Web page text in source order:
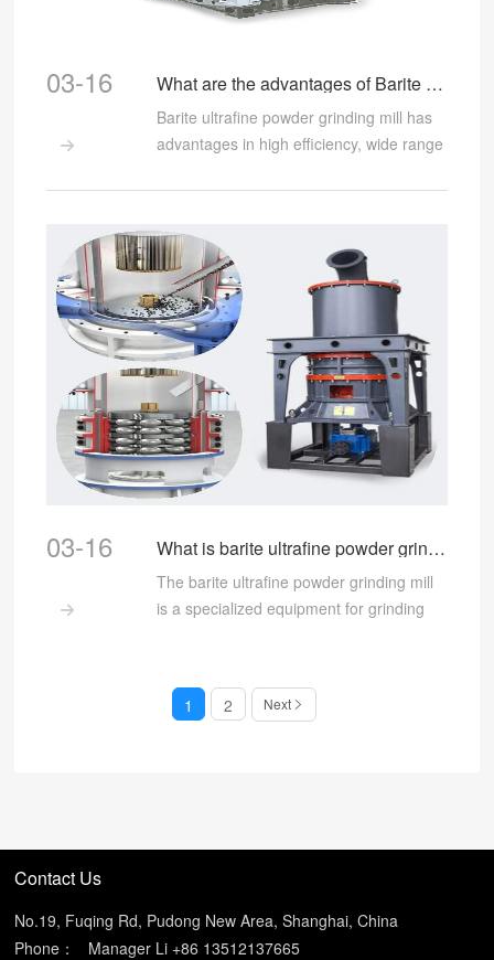
03-16

What are the advantages of Barite ultrafine powder grinding mill?
Barite ultrafine powder grinding mill has
advantages in high efficiency, wide range
energy saving, environmental protection,
03-16

What is barite ultrafine powder grinding mill?
The barite ultrafine powder grinding mill
is a specialized equipment for grinding
1 2 Next
Contact Us
No.19, Fuqing Rd, Pudong New Area, Shanghai, China
Phone： Manager Li +86 13512137665